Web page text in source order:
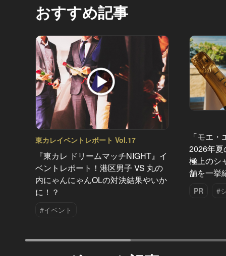
おすすめ記事
東カレイベントレポート Vol.17
『東カレ ドリームマッチNIGHT』イ
ベントレポート！港区男子 VS 丸の
内にゃんにゃんOLの対決結果やいか
に！？
#イベント
「モエ
2026年夏
極上のシ
舗を一挙
PR #